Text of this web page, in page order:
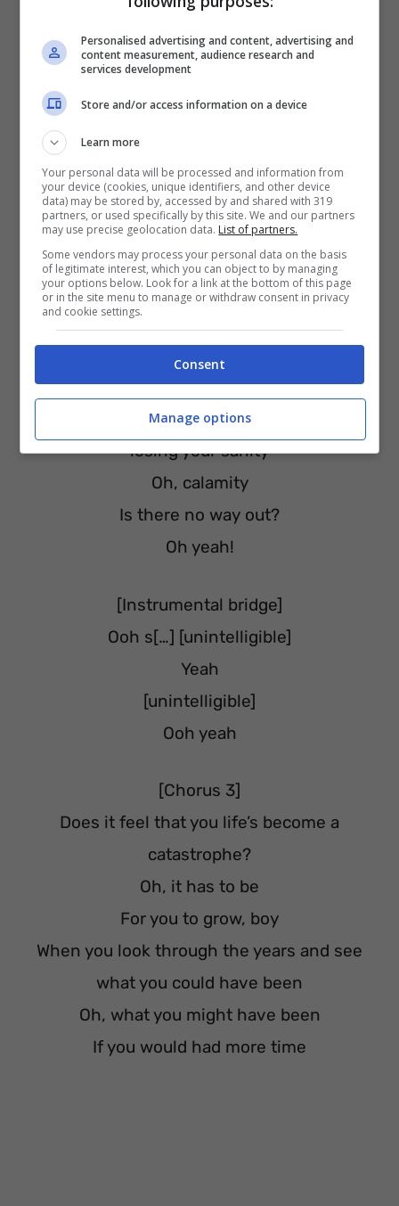
Take the long way home
[Verse 4]
You never see what you wanna see
Forever playing to the gallery
You take the long way home
Take the long way home
[Chorus 2]
And when you’re up on the stage it’s so
How they adore you
But then your wife seems to think you’re
losing your sanity
Oh, calamity
Is there no way out?
Oh yeah!
[Instrumental bridge]
Ooh s[…] [unintelligible]
Yeah
[unintelligible]
Ooh yeah
[Chorus 3]
Does it feel that you life’s become a
catastrophe?
Oh, it has to be
For you to grow, boy
When you look through the years and see
what you could have been
Oh, what you might have been
If you would had more time
Personalised advertising and content, advertising and
content measurement, audience research and
services development
Store and/or access information on a device
Learn more
Your personal data will be processed and information from
your device (cookies, unique identifiers, and other device
data) may be stored by, accessed by and shared with 319
partners, or used specifically by this site. We and our partners
may use precise geolocation data. List of partners.
Some vendors may process your personal data on the basis
of legitimate interest, which you can object to by managing
your options below. Look for a link at the bottom of this page
or in the site menu to manage or withdraw consent in privacy
and cookie settings.
Consent
Manage options